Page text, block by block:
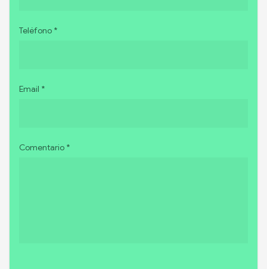
Teléfono *
Email *
Comentario *